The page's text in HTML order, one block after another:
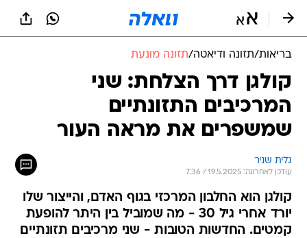
בריאות/תזונה ודיאטה/תזונה מונעת
קולגן דרך הצלחת: שני
המרכיבים התזונתיים
שמשפרים את מראה העור
גלית שניר
עודכן לאחרונה: 19.5.2025 / 7:36
קולגן הוא החלבון המרכזי בגוף האדם, והייצור שלו
יורד אחרי גיל 30 - מה שמוביל בין היתר להופעת
קמטים. החדשות הטובות - שני מרכיבים תזונתיים